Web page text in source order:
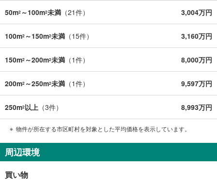
50m2 ～100m2未満 （21件） 3,004万円
100m2 ～150m2未満 （15件） 3,160万円
150m2 ～200m2未満 （1件） 8,000万円
200m2 ～250m2未満 （1件） 9,597万円
250m2以上 （3件） 8,993万円
物件が所在する市区町村を対象とした平均価格を表示しています。
周辺環境
買い物